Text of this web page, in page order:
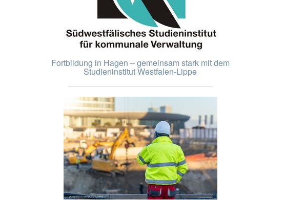
Fortbildung in Hagen – gemeinsam stark mit dem
Studieninstitut Westfalen-Lippe